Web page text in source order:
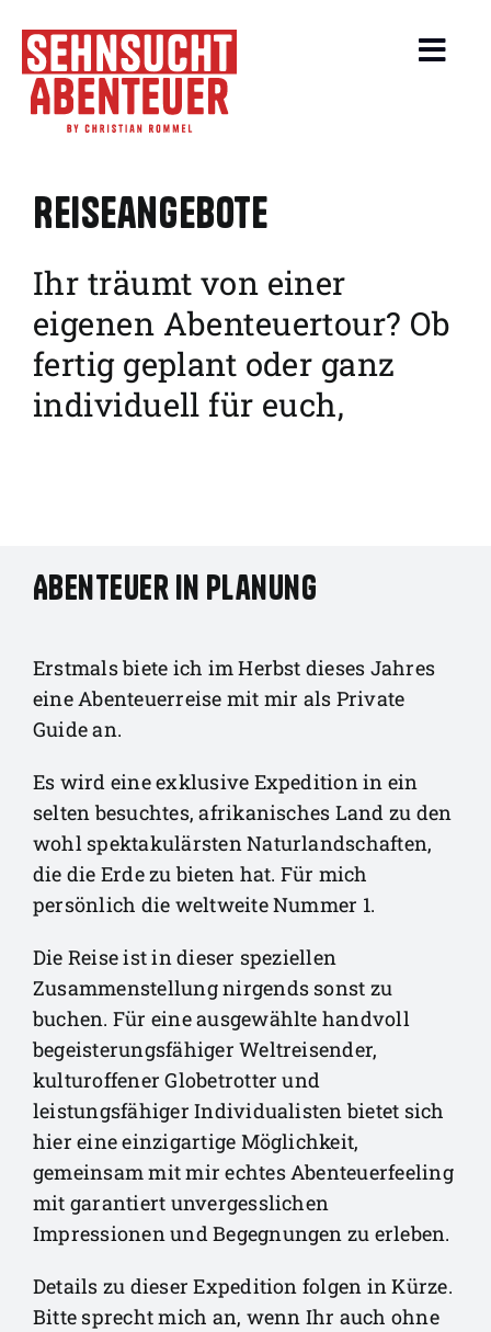
Inhalt
springen
Events
Beiträge
Leistungen
Service
Reiseangebote
Ihr träumt von einer
eigenen Abenteuertour? Ob
fertig geplant oder ganz
individuell für euch,
Abenteuer in Planung
Erstmals biete ich im Herbst dieses Jahres
eine Abenteuerreise mit mir als Private
Guide an.
Es wird eine exklusive Expedition in ein
selten besuchtes, afrikanisches Land zu den
wohl spektakulärsten Naturlandschaften,
die die Erde zu bieten hat. Für mich
persönlich die weltweite Nummer 1.
Die Reise ist in dieser speziellen
Zusammenstellung nirgends sonst zu
buchen. Für eine ausgewählte handvoll
begeisterungsfähiger Weltreisender,
kulturoffener Globetrotter und
leistungsfähiger Individualisten bietet sich
hier eine einzigartige Möglichkeit,
gemeinsam mit mir echtes Abenteuerfeeling
mit garantiert unvergesslichen
Impressionen und Begegnungen zu erleben.
Details zu dieser Expedition folgen in Kürze.
Bitte sprecht mich an, wenn Ihr auch ohne